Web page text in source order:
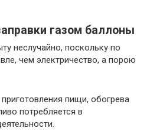
газом баллоны
неслучайно, поскольку по
чем электричество, а порою
пищи, обогрева
потребляется в